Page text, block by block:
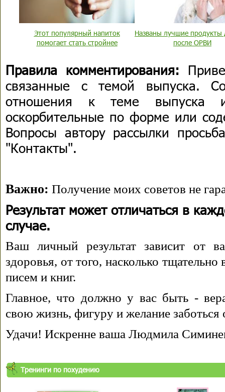
Этот популярный напиток
помогает стать стройнее
Названы лучшие продукты
после ОРВИ
Правила комментирования:
связанные с темой выпуска.
отношения к теме выпуска
оскорбительные по форме или
Вопросы автору рассылки
"Контакты".
Важно: Получение моих советов не
Результат может отличаться в
случае.
Ваш личный результат зависит от
здоровья, от того, насколько
писем и книг.
Главное, что должно у вас быть -
свою жизнь, фигуру и желание заботься
Удачи! Искренне ваша Людмила
Тренинги по похудению